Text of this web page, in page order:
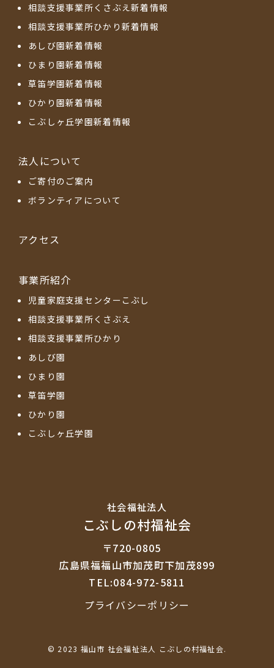
相談支援事業所くさぶえ新着情報
相談支援事業所ひかり新着情報
あしび園新着情報
ひまり園新着情報
草笛学園新着情報
ひかり園新着情報
こぶしヶ丘学園新着情報
法人について
ご寄付のご案内
ボランティアについて
アクセス
事業所紹介
児童家庭支援センターこぶし
相談支援事業所くさぶえ
相談支援事業所ひかり
あしび園
ひまり園
草笛学園
ひかり園
こぶしヶ丘学園
社会福祉法⼈
こぶしの村福祉会
〒720-0805
広島県福福山市加茂町下加茂899
TEL:084-972-5811
プライバシーポリシー
© 2023 福山市 社会福祉法人 こぶしの村福祉会.